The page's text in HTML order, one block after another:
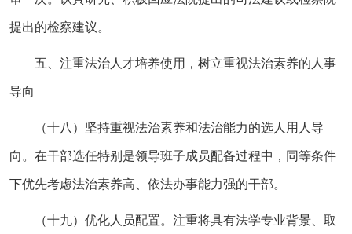
提出的检察建议。
五、注重法治人才培养使用，树立重视法治素养的人事
导向
（十八）坚持重视法治素养和法治能力的选人用人导
向。在干部选任特别是领导班子成员配备过程中，同等条件
下优先考虑法治素养高、依法办事能力强的干部。
（十九）优化人员配置。注重将具有法学专业背景、取